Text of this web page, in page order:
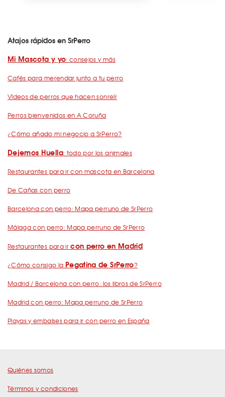
Atajos rápidos en SrPerro
Mi Mascota y yo: consejos y más
Cafés para merendar junto a tu perro
Vídeos de perros que hacen sonreír
Perros bienvenidos en A Coruña
¿Cómo añado mi negocio a SrPerro?
Dejemos Huella: todo por los animales
Restaurantes para ir con mascota en Barcelona
De Cañas con perro
Barcelona con perro: Mapa perruno de SrPerro
Málaga con perro: Mapa perruno de SrPerro
Restaurantes para ircon perro en Madrid
¿Cómo consigo la Pegatina de SrPerro?
Madrid / Barcelona con perro: los libros de SrPerro
Madrid con perro: Mapa perruno de SrPerro
Playas y embalses para ir con perro en España
Quiénes somos
Términos y condiciones